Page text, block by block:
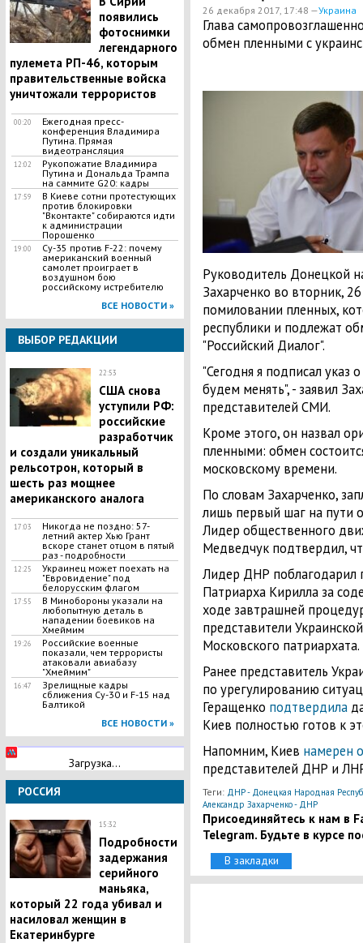
появились
фотоснимки
легендарного
пулемета РП-46, которым
правительственные войска
уничтожали террористов
00:20
Ежегодная пресс-
конференция Владимира
Путина. Прямая
видеотрансляция
12:02
Рукопожатие Владимира
Путина и Дональда Трампа
на саммите G20: кадры
17:59
В Киеве сотни протестующих
против блокировки
"Вконтакте" собираются идти
к администрации
Порошенко
19:00
Су-35 против F-22: почему
американский военный
самолет проиграет в
воздушном бою
российскому истребителю
ВСЕ НОВОСТИ »
ВЫБОР РЕДАКЦИИ
22:53
США снова
уступили РФ:
российские
разработчик
и создали уникальный
рельсотрон, который в
шесть раз мощнее
американского аналога
17:03
Никогда не поздно: 57-
летний актер Хью Грант
вскоре станет отцом в пятый
раз - подробности
12:25
Украинец может поехать на
"Евровидение" под
белорусским флагом
17:55
В Минобороны указали на
любопытную деталь в
нападении боевиков на
Хмеймим
19:26
Российские военные
показали, чем террористы
атаковали авиабазу
"Хмеймим"
16:47
Зрелищные кадры
сближения Су-30 и F-15 над
Балтикой
ВСЕ НОВОСТИ »
Загрузка...
РОССИЯ
15:32
Подробности
задержания
серийного
маньяка,
который 22 года убивал и
насиловал женщин в
Екатеринбурге
26 декабря 2017, 17:48 —Украина
Глава
обмен пленными с
Руководитель Донецкой
Захарченко во вторник,
помиловании пленных,
республики и подлежат
"Российский Диалог".
"Сегодня я подписал указ
будем менять", - заявил
представителей СМИ.
Кроме этого, он назвал
пленными: обмен
московскому времени.
По словам Захарченко,
лишь первый шаг на пути
Лидер общественного
Медведчук подтвердил,
Лидер ДНР поблагодарил
Патриарха Кирилла за
ходе завтрашней
представители
Московского патриархата.
Ранее представитель
по урегулированию
Геращенко подтвердила
Киев полностью готов к
Напомним, Киев намерен
представителей ДНР и
Теги: ДНР - Донецкая Народная
Александр Захарченко - ДНР
Присоединяйтесь к нам в
Telegram. Будьте в курсе
В закладки